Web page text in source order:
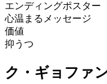
エンディングポスター
心温まるメッセージ
価値
抑うつ
ク・ギョファ